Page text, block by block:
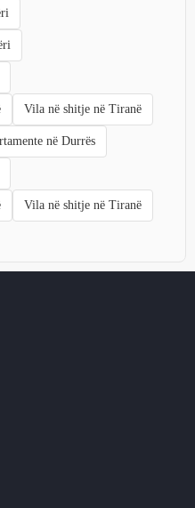
Vila në shitje në Tiranë
në Durrës
Vila në shitje në Tiranë